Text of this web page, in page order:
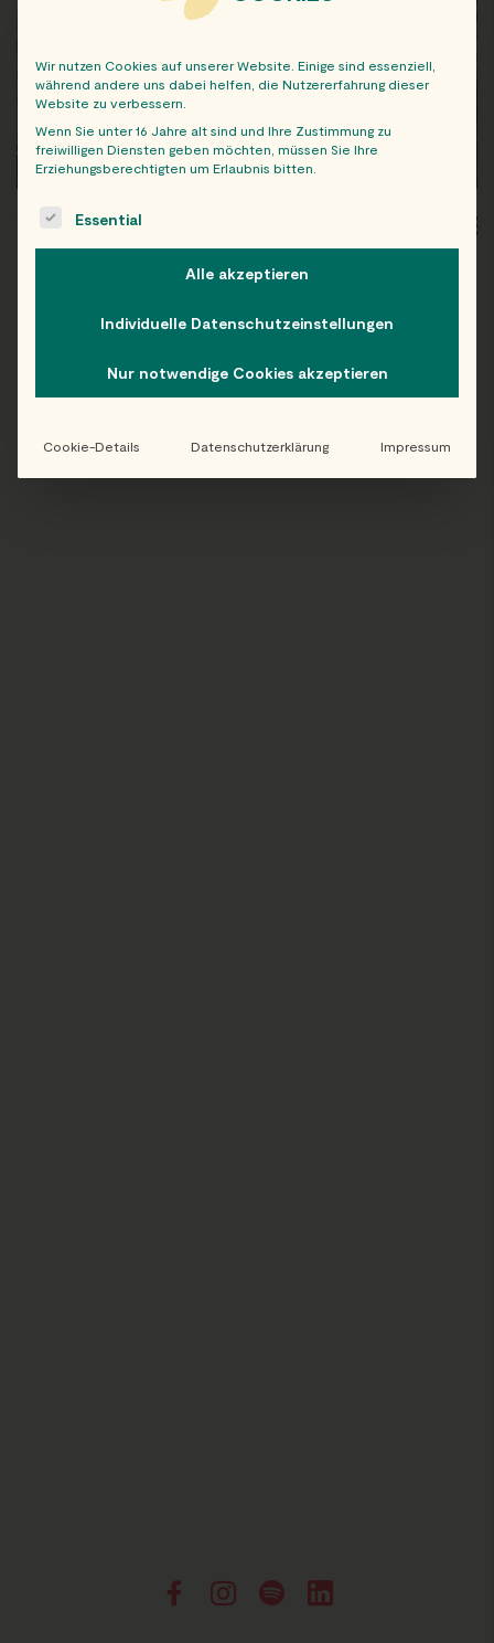
WIEN
Folge uns auf Instagram!
Wir nutzen Cookies auf unserer Website. Einige sind essenziell,
während andere uns dabei helfen, die Nutzererfahrung dieser
Website zu verbessern.
Wenn Sie unter 16 Jahre alt sind und Ihre Zustimmung zu
freiwilligen Diensten geben möchten, müssen Sie Ihre
Erziehungsberechtigten um Erlaubnis bitten.
The following is a list of service groups for which consent
Essential
Alle akzeptieren
Individuelle Datenschutzeinstellungen
Nur notwendige Cookies akzeptieren
Cookie-Details Datenschutzerklärung Impressum